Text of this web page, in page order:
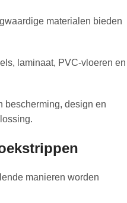
materialen bieden
laminaat, PVC-vloeren en
bescherming, design en
manieren worden